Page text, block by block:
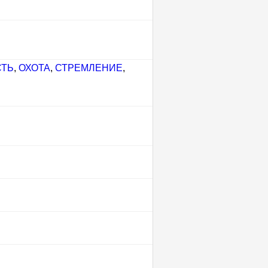
, ОХОТА, СТРЕМЛЕНИЕ,